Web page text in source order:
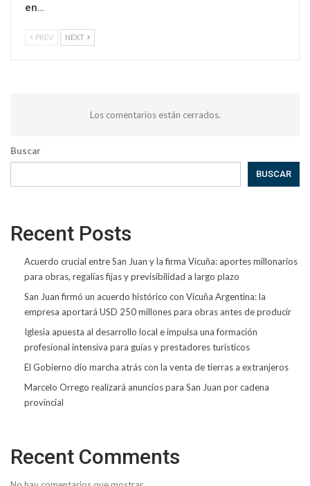
en…
PREV NEXT
Los comentarios están cerrados.
Buscar
BUSCAR
Recent Posts
Acuerdo crucial entre San Juan y la firma Vicuña: aportes millonarios
para obras, regalías fijas y previsibilidad a largo plazo
San Juan firmó un acuerdo histórico con Vicuña Argentina: la
empresa aportará USD 250 millones para obras antes de producir
Iglesia apuesta al desarrollo local e impulsa una formación
profesional intensiva para guías y prestadores turísticos
El Gobierno dio marcha atrás con la venta de tierras a extranjeros
Marcelo Orrego realizará anuncios para San Juan por cadena
provincial
Recent Comments